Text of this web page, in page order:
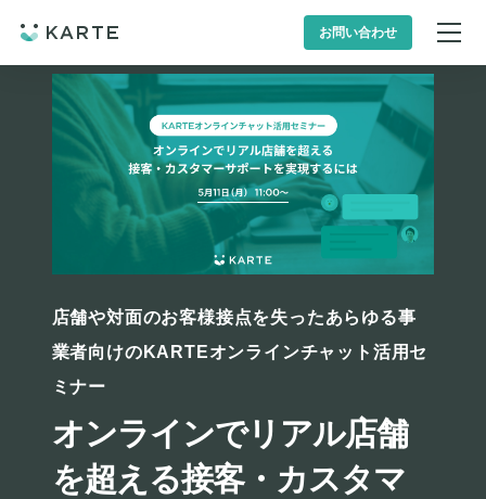
お問い合わせ
店舗や対面のお客様接点を失ったあらゆる事
業者向けのKARTEオンラインチャット活用セ
ミナー
オンラインでリアル店舗
を超える接客・カスタマ